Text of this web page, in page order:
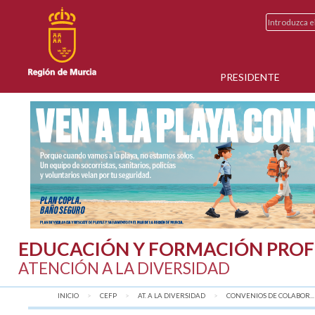
PRESIDENTE
EDUCACIÓN Y FORMACIÓN
ATENCIÓN A LA DIVERSIDAD
INICIO CEFP AT. A LA DIVERSIDAD CONVENIOS DE COLABOR...